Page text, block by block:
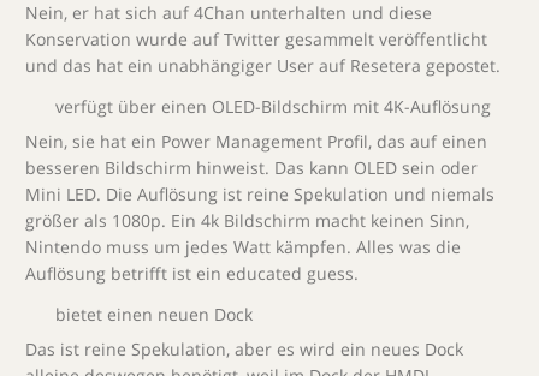
Nein, er hat sich auf 4Chan unterhalten und diese
Konservation wurde auf Twitter gesammelt veröffentlicht
und das hat ein unabhängiger User auf Resetera gepostet.
verfügt über einen OLED-Bildschirm mit 4K-Auflösung
Nein, sie hat ein Power Management Profil, das auf einen
besseren Bildschirm hinweist. Das kann OLED sein oder
Mini LED. Die Auflösung ist reine Spekulation und niemals
größer als 1080p. Ein 4k Bildschirm macht keinen Sinn,
Nintendo muss um jedes Watt kämpfen. Alles was die
Auflösung betrifft ist ein educated guess.
bietet einen neuen Dock
Das ist reine Spekulation, aber es wird ein neues Dock